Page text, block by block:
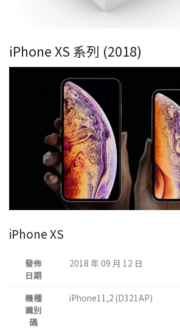
iPhone XS 系列 (2018)
iPhone XS
發佈
日期
2018 年 09 月 12 日
機種
識別
碼
iPhone11,2 (D321AP)